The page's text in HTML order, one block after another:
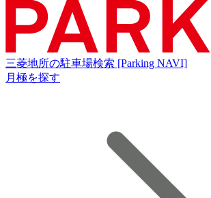
三菱地所の駐車場検索 [Parking NAVI]
月極を探す